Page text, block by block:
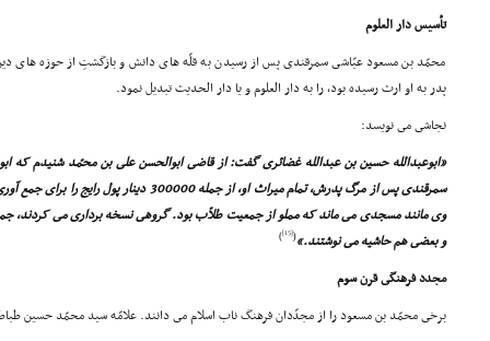
تأسیس دار العلوم
محمّد بن مسعود عیّاشى سمرقندى پس از رسیدن به قلّه هاى دانش و بازگشتِ از حوزه هاى
پدر به او ارث رسیده بود، را به دار العلوم و یا دار الحدیث تبدیل نمود.
نجاشى مى نویسد:
«ابوعبدالله حسین بن عبدالله غضائرى گفت: از قاضى ابوالحسن على بن محمّد شنیدم که
سمرقندى پس از مرگ پدرش، تمام میراث او، از جمله
وى مانند مسجدى مى ماند که مملو از جمعیت طلاّب بود. گروهى نسخه بردارى مى کردند،
و بعضى هم حاشیه مى نوشتند.»(
[15]
)
مجدد فرهنگى قرن سوم
برخى محمّد بن مسعود را از مجدّدان فرهنگ ناب اسلام مى دانند. علامّه سید محمّد حسین